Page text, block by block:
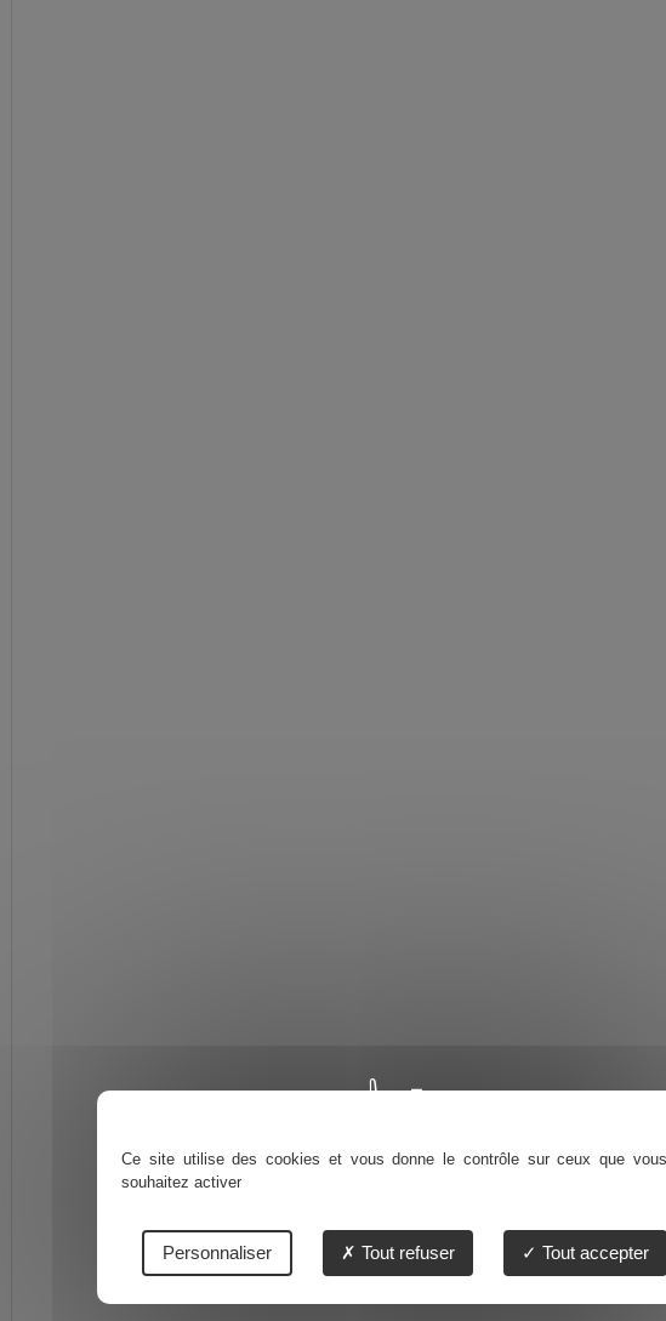
Ce site utilise des cookies et vous donne le contrôle sur ceux que vous
souhaitez activer
Tout accepter
Tout refuser
Personnaliser